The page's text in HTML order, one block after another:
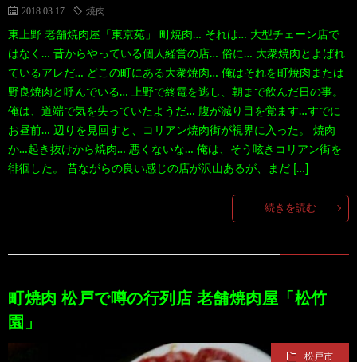
2018.03.17 焼肉
東上野 老舗焼肉屋「東京苑」 町焼肉… それは… 大型チェーン店で
はなく… 昔からやっている個人経営の店… 俗に… 大衆焼肉とよばれ
ているアレだ… どこの町にある大衆焼肉… 俺はそれを町焼肉または
野良焼肉と呼んでいる… 上野で終電を逃し、朝まで飲んだ日の事。
俺は、道端で気を失っていたようだ… 腹が減り目を覚ます…すでに
お昼前… 辺りを見回すと、コリアン焼肉街が視界に入った。 焼肉
か…起き抜けから焼肉… 悪くないな… 俺は、そう呟きコリアン街を
徘徊した。 昔ながらの良い感じの店が沢山あるが、まだ […]
続きを読む
町焼肉 松戸で噂の行列店 老舗焼肉屋「松竹
園」
松戸市